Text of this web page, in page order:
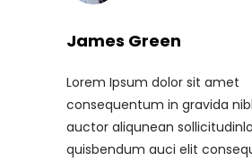
James Green
Lorem Ipsum dolor sit amet
consequentum in gravida
auctor aliqunean
quisbendum auci elit